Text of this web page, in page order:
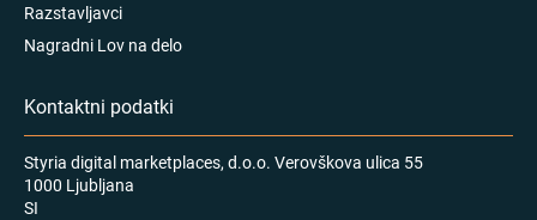
Razstavljavci
Nagradni Lov na delo
Kontaktni podatki
Styria digital marketplaces, d.o.o. Verovškova ulica 55
1000 Ljubljana
SI